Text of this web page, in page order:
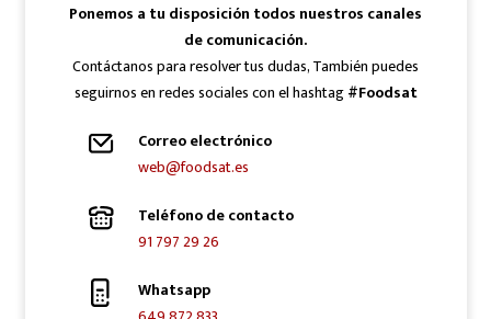
Ponemos a tu disposición todos nuestros canales
de comunicación.
Contáctanos para resolver tus dudas, También puedes
seguirnos en redes sociales con el hashtag#Foodsat
Correo electrónico
web@foodsat.es
Teléfono de contacto
91 797 29 26
Whatsapp